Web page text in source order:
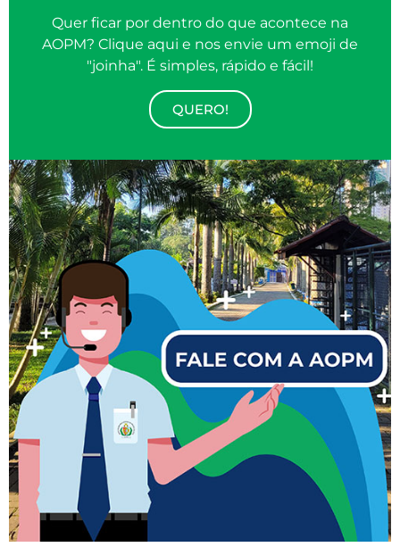
Quer ficar por dentro do que acontece na
AOPM? Clique aqui e nos envie um emoji de
"joinha". É simples, rápido e fácil!
QUERO!